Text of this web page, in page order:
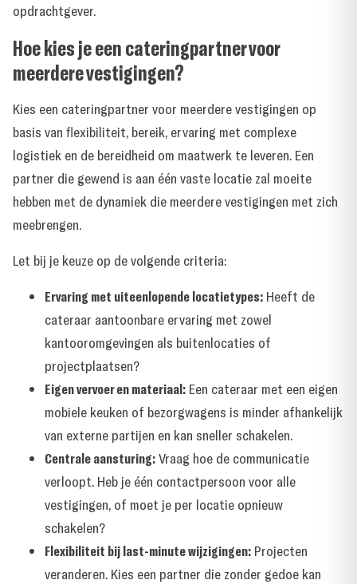
opdrachtgever.
Hoe kies je een cateringpartner voor
meerdere vestigingen?
Kies een cateringpartner voor meerdere vestigingen op
basis van flexibiliteit, bereik, ervaring met complexe
logistiek en de bereidheid om maatwerk te leveren. Een
partner die gewend is aan één vaste locatie zal moeite
hebben met de dynamiek die meerdere vestigingen met zich
meebrengen.
Let bij je keuze op de volgende criteria:
Ervaring met uiteenlopende locatietypes: Heeft de
cateraar aantoonbare ervaring met zowel
kantooromgevingen als buitenlocaties of
projectplaatsen?
Eigen vervoer en materiaal: Een cateraar met een eigen
mobiele keuken of bezorgwagens is minder afhankelijk
van externe partijen en kan sneller schakelen.
Centrale aansturing:Vraag hoe de communicatie
verloopt. Heb je één contactpersoon voor alle
vestigingen, of moet je per locatie opnieuw
schakelen?
Flexibiliteit bij last-minute wijzigingen: Projecten
veranderen. Kies een partner die zonder gedoe kan